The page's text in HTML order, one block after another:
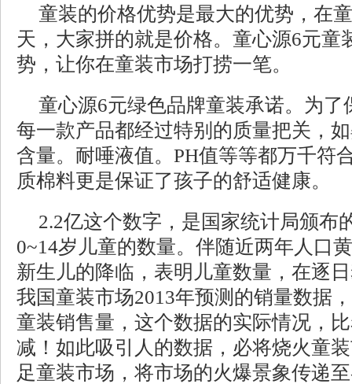
童装的价格优势是最大的优势，在
天，大家拼的就是价格。童心源6元童
势，让你在童装市场打捞一笔。
童心源6元绿色品牌童装承诺。为了
每一款产品都经过特别的质量把关，
含量。耐唾液值。PH值等等都万千符
质棉料更是保证了孩子的舒适健康。
2.2亿这个数字，是国家统计局颁布
0~14岁儿童的数量。伴随近两年人口
新生儿的降临，表明儿童数量，在逐
我国童装市场2013年预测的销量数据
童装销售量，这个数据的实际情况，
减！如此吸引人的数据，必将烧火童
足童装市场，将市场的火爆景象传递